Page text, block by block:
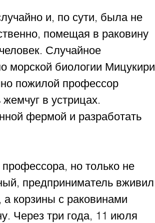
и, по сути, была не
помещая в раковину
Случайное
морской биологии Мицукири
пожилой профессор
в устрицах.
фермой и разработать
но только не
предприниматель вживил
корзины с раковинами
Через три года, 11 июля